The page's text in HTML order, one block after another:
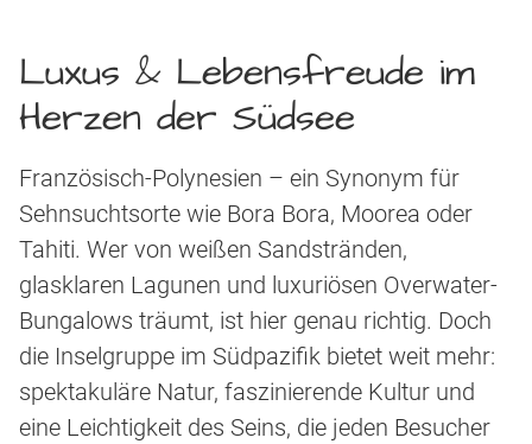
Luxus & Lebensfreude im
Herzen der Südsee
Französisch-Polynesien – ein Synonym für
Sehnsuchtsorte wie Bora Bora, Moorea oder
Tahiti. Wer von weißen Sandstränden,
glasklaren Lagunen und luxuriösen Overwater-
Bungalows träumt, ist hier genau richtig. Doch
die Inselgruppe im Südpazifik bietet weit mehr:
spektakuläre Natur, faszinierende Kultur und
eine Leichtigkeit des Seins, die jeden Besucher